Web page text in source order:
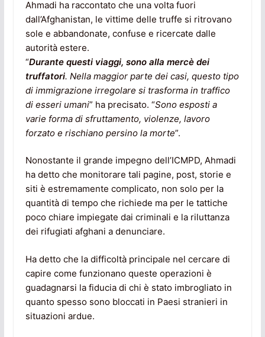
Ahmadi ha raccontato che una volta fuori
dall’Afghanistan, le vittime delle truffe si ritrovano
sole e abbandonate, confuse e ricercate dalle
autorità estere.
“Durante questi viaggi, sono alla mercè dei
truffatori. Nella maggior parte dei casi, questo tipo
di immigrazione irregolare si trasforma in traffico
di esseri umani” ha precisato. “Sono esposti a
varie forma di sfruttamento, violenze, lavoro
forzato e rischiano persino la morte”.
Nonostante il grande impegno dell’ICMPD, Ahmadi
ha detto che monitorare tali pagine, post, storie e
siti è estremamente complicato, non solo per la
quantità di tempo che richiede ma per le tattiche
poco chiare impiegate dai criminali e la riluttanza
dei rifugiati afghani a denunciare.
Ha detto che la difficoltà principale nel cercare di
capire come funzionano queste operazioni è
guadagnarsi la fiducia di chi è stato imbrogliato in
quanto spesso sono bloccati in Paesi stranieri in
situazioni ardue.